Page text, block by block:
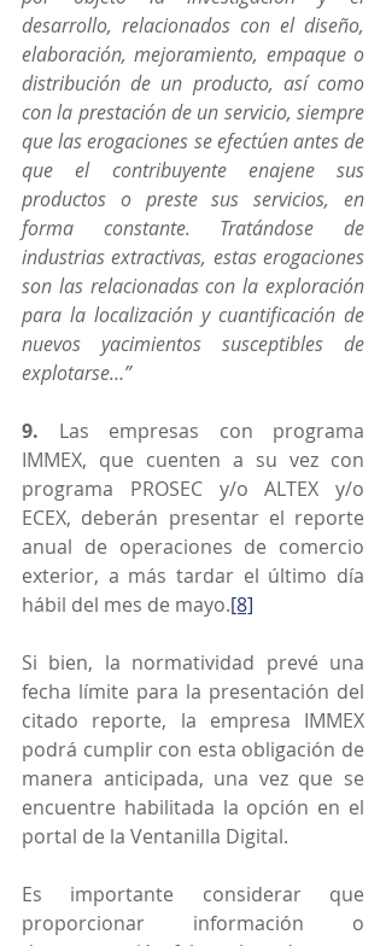
desarrollo, relacionados con el diseño,
elaboración, mejoramiento, empaque o
distribución de un producto, así como
con la prestación de un servicio, siempre
que las erogaciones se efectúen antes de
que el contribuyente enajene sus
productos o preste sus servicios, en
forma constante. Tratándose de
industrias extractivas, estas erogaciones
son las relacionadas con la exploración
para la localización y cuantificación de
nuevos yacimientos susceptibles de
explotarse…”
9. Las empresas con programa
IMMEX, que cuenten a su vez con
programa PROSEC y/o ALTEX y/o
ECEX, deberán presentar el reporte
anual de operaciones de comercio
exterior, a más tardar el último día
hábil del mes de mayo.[8]
Si bien, la normatividad prevé una
fecha límite para la presentación del
citado reporte, la empresa IMMEX
podrá cumplir con esta obligación de
manera anticipada, una vez que se
encuentre habilitada la opción en el
portal de la Ventanilla Digital.
Es importante considerar que
proporcionar información o